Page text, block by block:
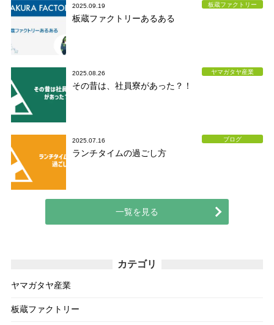
2025.09.19 板蔵ファクトリー
板蔵ファクトリーあるある
2025.08.26 ヤマガタヤ産業
その昔は、社員寮があった？！
2025.07.16 ブログ
ランチタイムの過ごし方
一覧を見る
カテゴリ
ヤマガタヤ産業
板蔵ファクトリー